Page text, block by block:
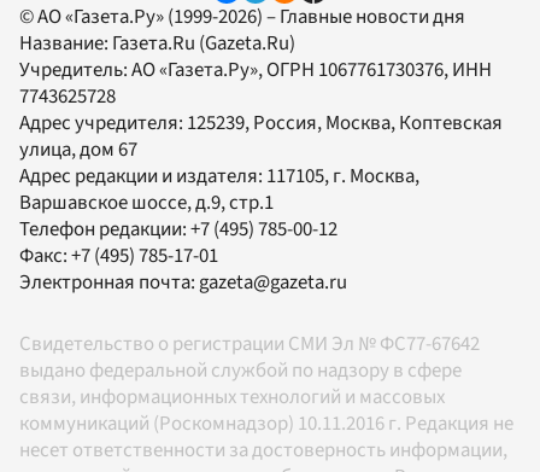
© АО «Газета.Ру» (1999-2026) – Главные новости дня
Название: Газета.Ru (Gazeta.Ru)
Учредитель:АО «Газета.Ру», ОГРН 1067761730376, ИНН
7743625728
Адрес учредителя: 125239, Россия, Москва, Коптевская
улица, дом 67
Адрес редакции и издателя: 117105, г. Москва,
Варшавское шоссе, д.9, стр.1
Телефон редакции:+7 (495) 785-00-12
Факс:+7 (495) 785-17-01
Электронная почта: gazeta@gazeta.ru
Свидетельство о регистрации СМИ Эл № ФС77-67642
выдано федеральной службой по надзору в сфере
связи, информационных технологий и массовых
коммуникаций (Роскомнадзор) 10.11.2016 г. Редакция не
несет ответственности за достоверность информации,